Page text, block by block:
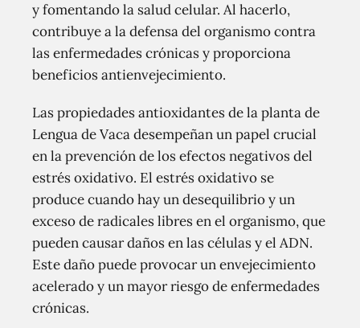
y fomentando la salud celular. Al hacerlo,
contribuye a la defensa del organismo contra
las enfermedades crónicas y proporciona
beneficios antienvejecimiento.
Las propiedades antioxidantes de la planta de
Lengua de Vaca desempeñan un papel crucial
en la prevención de los efectos negativos del
estrés oxidativo. El estrés oxidativo se
produce cuando hay un desequilibrio y un
exceso de radicales libres en el organismo, que
pueden causar daños en las células y el ADN.
Este daño puede provocar un envejecimiento
acelerado y un mayor riesgo de enfermedades
crónicas.